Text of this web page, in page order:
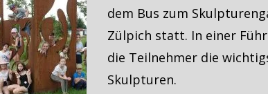
dem Bus zum
Zülpich statt. In einer
die Teilnehmer die
Skulpturen.